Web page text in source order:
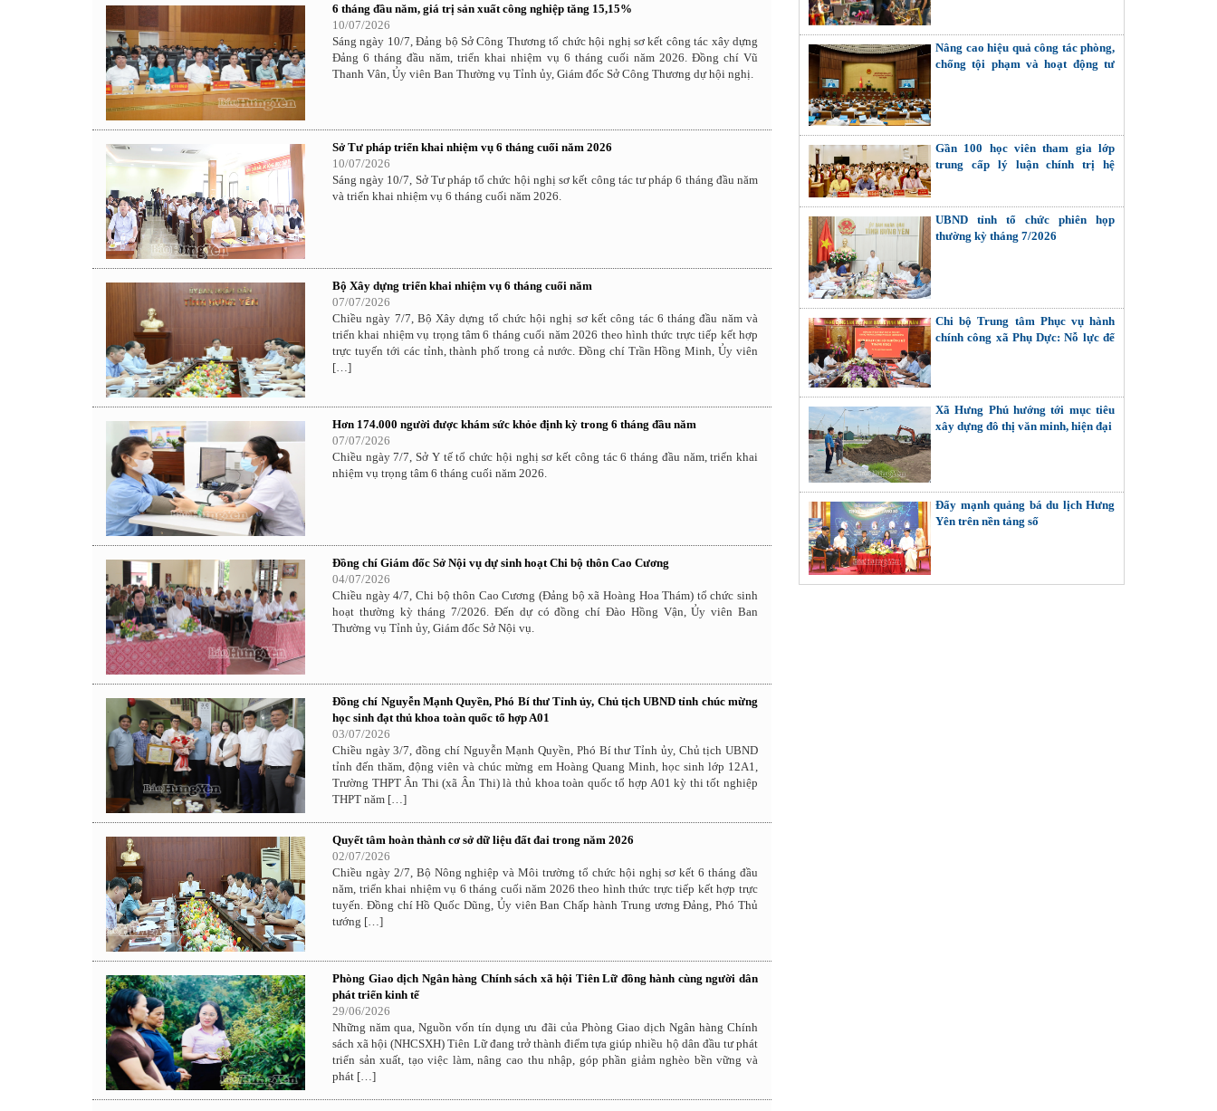
6 tháng đầu năm, giá trị sản xuất công nghiệp tăng 15,15%
10/07/2026
Sáng ngày 10/7, Đảng bộ Sở Công Thương tổ chức hội nghị sơ kết công tác xây dựng
Đảng 6 tháng đầu năm, triển khai nhiệm vụ 6 tháng cuối năm 2026. Đồng chí Vũ
Thanh Vân, Ủy viên Ban Thường vụ Tỉnh ủy, Giám đốc Sở Công Thương dự hội nghị.
Sở Tư pháp triển khai nhiệm vụ 6 tháng cuối năm 2026
10/07/2026
Sáng ngày 10/7, Sở Tư pháp tổ chức hội nghị sơ kết công tác tư pháp 6 tháng đầu năm
và triển khai nhiệm vụ 6 tháng cuối năm 2026.
Bộ Xây dựng triển khai nhiệm vụ 6 tháng cuối năm
07/07/2026
Chiều ngày 7/7, Bộ Xây dựng tổ chức hội nghị sơ kết công tác 6 tháng đầu năm và
triển khai nhiệm vụ trọng tâm 6 tháng cuối năm 2026 theo hình thức trực tiếp kết hợp
trực tuyến tới các tỉnh, thành phố trong cả nước. Đồng chí Trần Hồng Minh, Ủy viên
[…]
Hơn 174.000 người được khám sức khỏe định kỳ trong 6 tháng đầu năm
07/07/2026
Chiều ngày 7/7, Sở Y tế tổ chức hội nghị sơ kết công tác 6 tháng đầu năm, triển khai
nhiệm vụ trọng tâm 6 tháng cuối năm 2026.
Đồng chí Giám đốc Sở Nội vụ dự sinh hoạt Chi bộ thôn Cao Cương
04/07/2026
Chiều ngày 4/7, Chi bộ thôn Cao Cương (Đảng bộ xã Hoàng Hoa Thám) tổ chức sinh
hoạt thường kỳ tháng 7/2026. Đến dự có đồng chí Đào Hồng Vận, Ủy viên Ban
Thường vụ Tỉnh ủy, Giám đốc Sở Nội vụ.
Đồng chí Nguyễn Mạnh Quyền, Phó Bí thư Tỉnh ủy, Chủ tịch UBND tỉnh chúc mừng
học sinh đạt thủ khoa toàn quốc tổ hợp A01
03/07/2026
Chiều ngày 3/7, đồng chí Nguyễn Mạnh Quyền, Phó Bí thư Tỉnh ủy, Chủ tịch UBND
tỉnh đến thăm, động viên và chúc mừng em Hoàng Quang Minh, học sinh lớp 12A1,
Trường THPT Ân Thi (xã Ân Thi) là thủ khoa toàn quốc tổ hợp A01 kỳ thi tốt nghiệp
THPT năm […]
Quyết tâm hoàn thành cơ sở dữ liệu đất đai trong năm 2026
02/07/2026
Chiều ngày 2/7, Bộ Nông nghiệp và Môi trường tổ chức hội nghị sơ kết 6 tháng đầu
năm, triển khai nhiệm vụ 6 tháng cuối năm 2026 theo hình thức trực tiếp kết hợp trực
tuyến. Đồng chí Hồ Quốc Dũng, Ủy viên Ban Chấp hành Trung ương Đảng, Phó Thủ
tướng […]
Phòng Giao dịch Ngân hàng Chính sách xã hội Tiên Lữ đồng hành cùng người dân
phát triển kinh tế
29/06/2026
Những năm qua, Nguồn vốn tín dụng ưu đãi của Phòng Giao dịch Ngân hàng Chính
sách xã hội (NHCSXH) Tiên Lữ đang trở thành điểm tựa giúp nhiều hộ dân đầu tư phát
triển sản xuất, tạo việc làm, nâng cao thu nhập, góp phần giảm nghèo bền vững và
phát […]
Nâng cao hiệu quả công tác phòng,
chống tội phạm và hoạt động tư
Gần 100 học viên tham gia lớp
trung cấp lý luận chính trị hệ
UBND tỉnh tổ chức phiên họp
thường kỳ tháng 7/2026
Chi bộ Trung tâm Phục vụ hành
chính công xã Phụ Dực: Nỗ lực để
Xã Hưng Phú hướng tới mục tiêu
xây dựng đô thị văn minh, hiện đại
Đẩy mạnh quảng bá du lịch Hưng
Yên trên nền tảng số